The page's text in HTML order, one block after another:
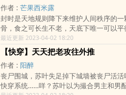
作者 : 芒果西米露
封时是天地规则降下来维护人间秩序的
骨，食之可长生不老，天底下唯一可以
就被魔君预定了。“不和我成亲我就吃了
死的灵芝成了亲，礼成，天地规则降下
答应我就吃了你。”威胁成功，魔君又端
则降下灵气让封时当成化人，不亲亲不给
王妃某天再次被威胁时终于发威了，他
的嘴里，然后看着魔君流了一晚上的鼻
最近更新 2023-04-02 18:20
【快穿】天天把老攻往外推
作者 : 阳醉
丧尸围城，苏叶失足掉下城墙被丧尸活
快穿系统……咩？苏叶以为撮合男主和男